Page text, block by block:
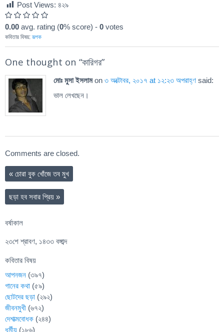
Post Views: ৪২৯
0.00 avg. rating (0% score) - 0 votes
কবিতার বিষয়:রূপক
One thought on “কারিগর”
মোঃ মুসা ইসলামon ৩ অক্টোবর, ২০১৭ at ১২:২৩ অপরাহ্ণ said:
ভাল লেখছেন।
Comments are closed.
« চোরা বুক খোঁজে তব মুখ
ছড়া হব সবার প্রিয় »
বর্ষাকাল
২৩শে শ্রাবণ, ১৪৩৩ বঙ্গাব্দ
কবিতার বিষয়
আপনজন (৩৯৭)
গানের কথা (৫৯)
ছোটদের ছড়া (২৯২)
জীবনমুখী (৬৭২)
দেশাত্মবোধক (২৪৪)
ধর্মীয় (১৮৬)